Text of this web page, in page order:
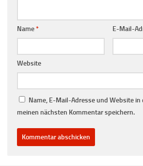
Name* E-Mail-
Website
Name, E-Mail-Adresse und Website
meinen nächsten Kommentar speichern.